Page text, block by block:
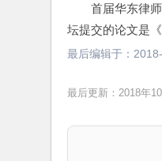
首届华东律
坛提交的论文是
最后编辑于：
最后更新：2018年